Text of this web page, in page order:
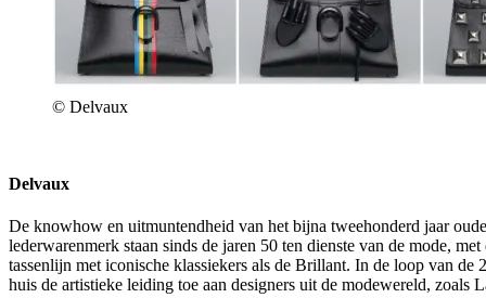
© Delvaux
Delvaux
De knowhow en uitmuntendheid van het bijna tweehonderd jaar
lederwarenmerk staan sinds de jaren 50 ten dienste van de mode,
tassenlijn met iconische klassiekers als de Brillant. In de loop van de
huis de artistieke leiding toe aan designers uit de modewereld, zoals